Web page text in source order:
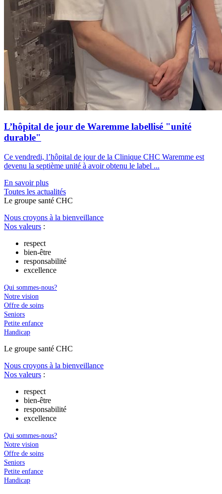
L’hôpital de jour de Waremme labellisé "unité
durable"
Ce vendredi, l’hôpital de jour de la Clinique CHC Waremme est
devenu la septième unité à avoir obtenu le label ...
En savoir plus
Toutes les actualités
Le groupe santé CHC
Nous croyons à la bienveillance
Nos valeurs :
respect
bien-être
responsabilité
excellence
Qui sommes-nous?
Notre vision
Offre de soins
Seniors
Petite enfance
Handicap
Le groupe santé CHC
Nous croyons à la bienveillance
Nos valeurs :
respect
bien-être
responsabilité
excellence
Qui sommes-nous?
Notre vision
Offre de soins
Seniors
Petite enfance
Handicap